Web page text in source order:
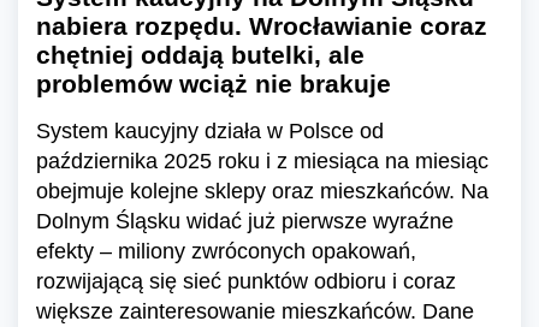
nabiera rozpędu. Wrocławianie coraz
chętniej oddają butelki, ale
problemów wciąż nie brakuje
System kaucyjny działa w Polsce od
października 2025 roku i z miesiąca na miesiąc
obejmuje kolejne sklepy oraz mieszkańców. Na
Dolnym Śląsku widać już pierwsze wyraźne
efekty – miliony zwróconych opakowań,
rozwijającą się sieć punktów odbioru i coraz
większe zainteresowanie mieszkańców. Dane